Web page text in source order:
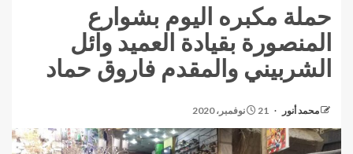
حملة مكبره اليوم بشوارع
المنصورة بقيادة العميد وائل
الشربيني والمقدم فاروق حماد
محمد أنور 21 نوفمبر، 2020